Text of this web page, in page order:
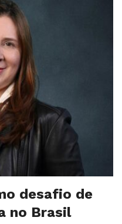
desafio de
no Brasil